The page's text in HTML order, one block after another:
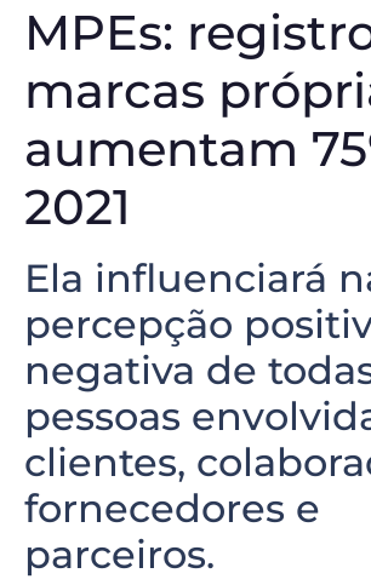
MPEs:
marcas
aumentam
2021
Ela influenciará
percepção
negativa de
pessoas
clientes,
fornecedores e
parceiros.